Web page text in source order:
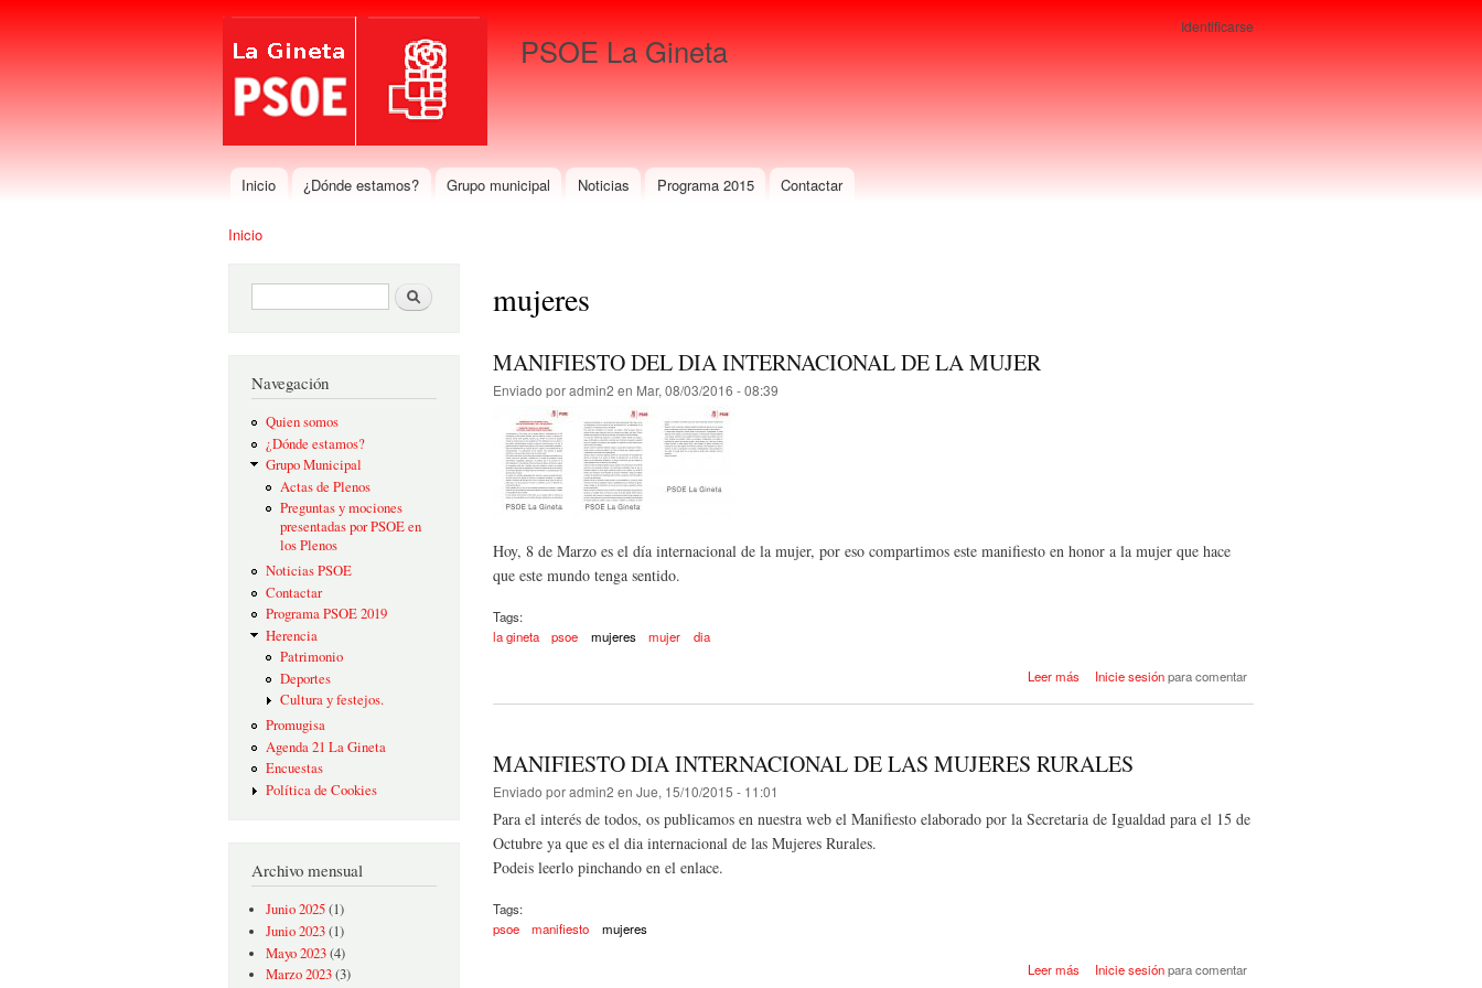
principal
PSOE La Gineta
Identificarse
Menú principal
Inicio ¿Dónde estamos? Grupo municipal Noticias Programa 2015 Contactar
Inicio
Formulario de búsquedaBuscar
Navegación
Quien somos
¿Dónde estamos?
Grupo Municipal
Actas de Plenos
Preguntas y mociones
presentadas por PSOE en
los Plenos
Noticias PSOE
Contactar
Programa PSOE 2019
Herencia
Patrimonio
Deportes
Cultura y festejos.
Promugisa
Agenda 21 La Gineta
Encuestas
Política de Cookies
Archivo mensual
Junio 2025(1)
Junio 2023(1)
Mayo 2023(4)
Marzo 2023(3)
mujeres
MANIFIESTO DEL DIA INTERNACIONAL DE LA MUJER
Enviado poradmin2 en Mar, 08/03/2016 - 08:39
Hoy, 8 de Marzo es el día internacional de la mujer, por eso compartimos este manifiesto en honor a la mujer que hace
que este mundo tenga sentido.
Tags:
la gineta
psoe mujeres mujer dia
Leer más
acerca de MANIFIESTO DEL DIA
Inicie sesiónpara comentar
MANIFIESTO DIA INTERNACIONAL DE LAS MUJERES RURALES
Enviado poradmin2 en Jue, 15/10/2015 - 11:01
Para el interés de todos, os publicamos en nuestra web el Manifiesto elaborado por la Secretaria de Igualdad para el 15 de
Octubre ya que es el dia internacional de las Mujeres Rurales.
Podeis leerlo pinchando en el enlace.
Tags:
psoe
manifiesto mujeres
Leer más
acerca de MANIFIESTO DIA
Inicie sesiónpara comentar